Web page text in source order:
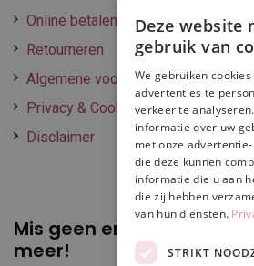
Online betalen
Retourneren
Algemene voorwaarden
Privacy & Cookie policy
Disclaimer
Mis geen enkele
meer!
Deze website
gebruik van
We gebruiken
advertenties te
verkeer te
informatie over uw
met onze
die deze kunnen
informatie die u aan
die zij hebben
van hun diensten.
STRIKT